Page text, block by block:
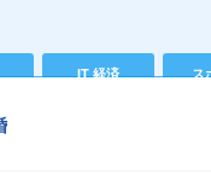
IT 経済 ス